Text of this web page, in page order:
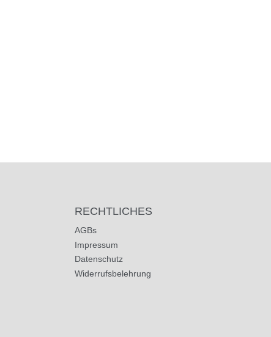
RECHTLICHES
AGBs
Impressum
Datenschutz
Widerrufsbelehrung